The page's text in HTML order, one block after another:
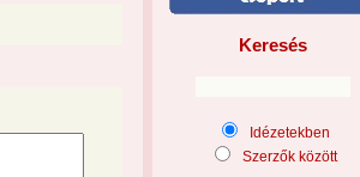
Keresés
Idézetekben
Szerzők között